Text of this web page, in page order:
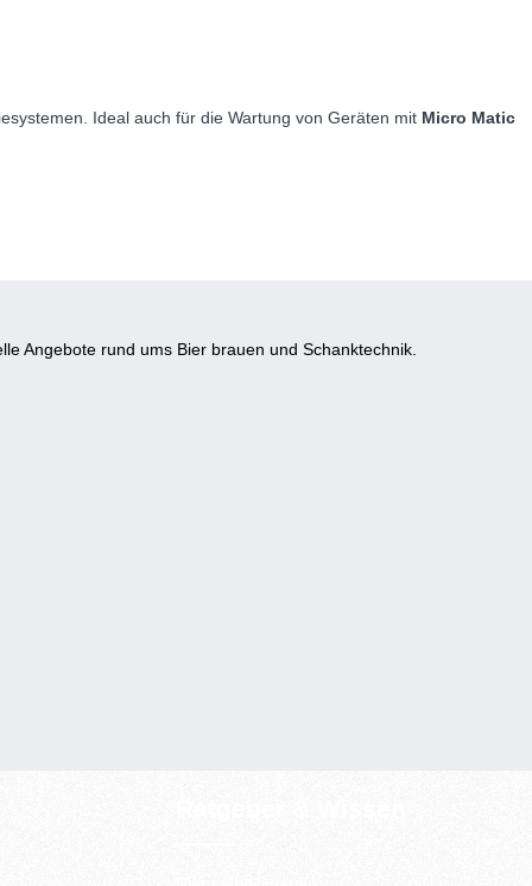
Ideal auch für die Wartung von Geräten mit Micro Matic
Angebote rund ums Bier brauen und Schanktechnik.